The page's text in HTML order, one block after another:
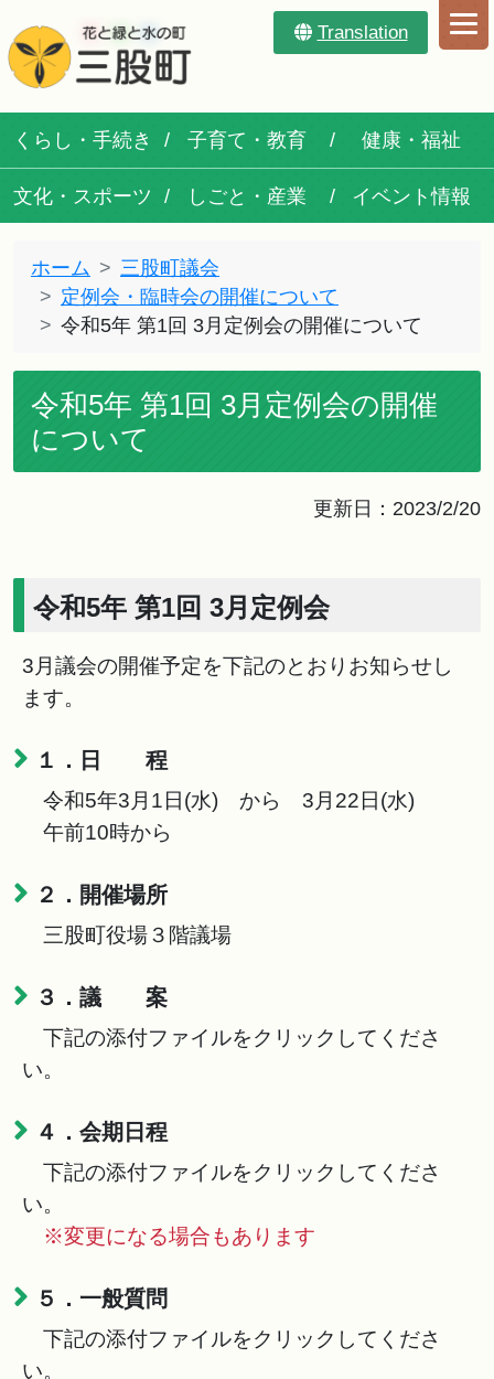
Translation
くらし・手続き 子育て・教育 健康・福祉
文化・スポーツ しごと・産業 イベント情報
ホーム
三股町議会
定例会・臨時会の開催について
令和5年 第1回 3月定例会の開催について
令和5年 第1回 3月定例会の開催
について
更新日：2023/2/20
令和5年 第1回 3月定例会
3月議会の開催予定を下記のとおりお知らせし
ます。
１．日 程
令和5年3月1日(水) から 3月22日(水)
午前10時から
２．開催場所
三股町役場３階議場
３．議 案
下記の添付ファイルをクリックしてくださ
い。
４．会期日程
下記の添付ファイルをクリックしてくださ
い。
※変更になる場合もあります
５．一般質問
下記の添付ファイルをクリックしてくださ
い。